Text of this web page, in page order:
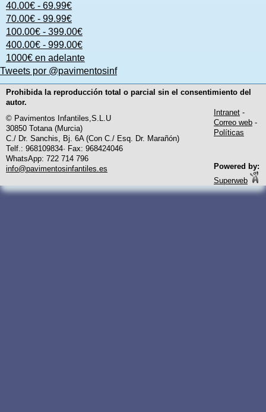
40.00€ - 69.99€
70.00€ - 99.99€
100.00€ - 399.00€
400.00€ - 999.00€
1000€ en adelante
Tweets por @pavimentosinf
Prohibida la reproducción total o parcial sin el consentimiento del
autor.
© Pavimentos Infantiles,S.L.U
30850 Totana (Murcia)
C./ Dr. Sanchis, Bj. 6A (Con C./ Esq. Dr. Marañón)
Telf.: 968109834· Fax: 968424046
WhatsApp: 722 714 796
info@pavimentosinfantiles.es
Intranet -
Correo web -
Políticas
Powered by:
Superweb